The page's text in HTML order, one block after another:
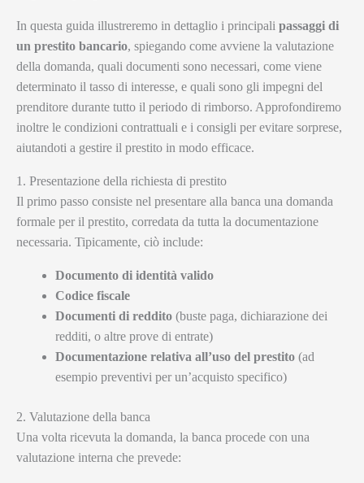
In questa guida illustreremo in dettaglio i principali passaggi di
un prestito bancario, spiegando come avviene la valutazione
della domanda, quali documenti sono necessari, come viene
determinato il tasso di interesse, e quali sono gli impegni del
prenditore durante tutto il periodo di rimborso. Approfondiremo
inoltre le condizioni contrattuali e i consigli per evitare sorprese,
aiutandoti a gestire il prestito in modo efficace.
1. Presentazione della richiesta di prestito
Il primo passo consiste nel presentare alla banca una domanda
formale per il prestito, corredata da tutta la documentazione
necessaria. Tipicamente, ciò include:
Documento di identità valido
Codice fiscale
Documenti di reddito (buste paga, dichiarazione dei
redditi, o altre prove di entrate)
Documentazione relativa all’uso del prestito (ad
esempio preventivi per un’acquisto specifico)
2. Valutazione della banca
Una volta ricevuta la domanda, la banca procede con una
valutazione interna che prevede: